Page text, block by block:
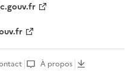
À propos